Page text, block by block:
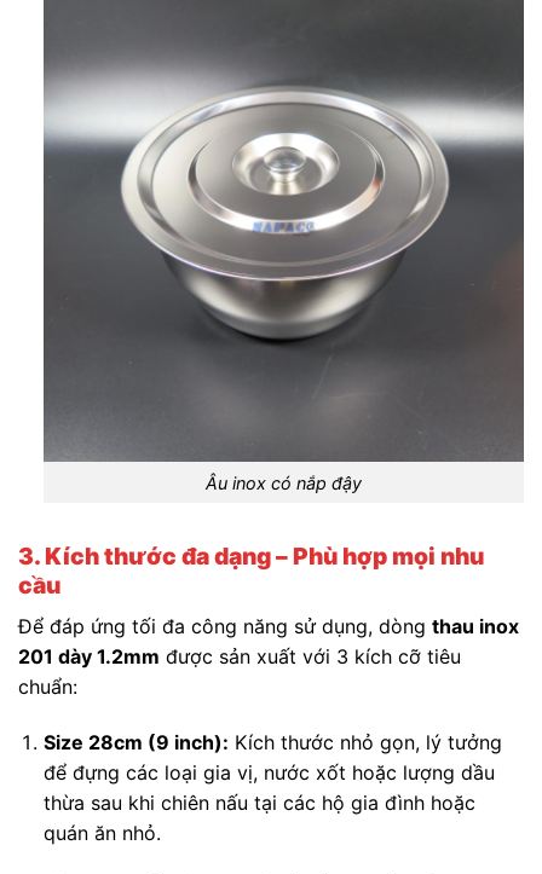
Âu inox có nắp đậy
3. Kích thước đa dạng – Phù hợp mọi nhu
cầu
Để đáp ứng tối đa công năng sử dụng, dòng thau inox
201 dày 1.2mm được sản xuất với 3 kích cỡ tiêu
chuẩn:
Size 28cm (9 inch): Kích thước nhỏ gọn, lý tưởng
để đựng các loại gia vị, nước xốt hoặc lượng dầu
thừa sau khi chiên nấu tại các hộ gia đình hoặc
quán ăn nhỏ.